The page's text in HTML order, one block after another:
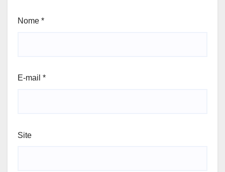
Nome *
E-mail *
Site